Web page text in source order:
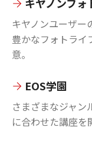
キヤノンユーザー
豊かなフォトライ
意。
EOS学園
さまざまなジャン
に合わせた講座を